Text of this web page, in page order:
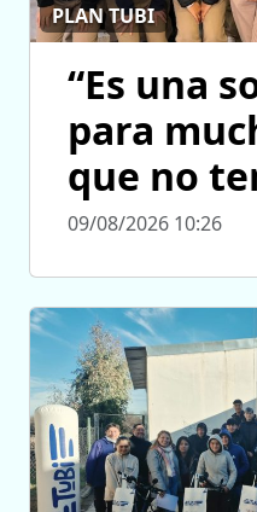
PLAN TUBI
“Es una
para
que no
09/08/2026 10:26